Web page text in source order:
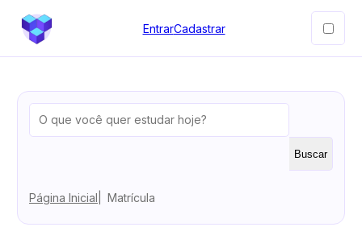
EntrarCadastrar
Buscar
Página Inicial Matrícula